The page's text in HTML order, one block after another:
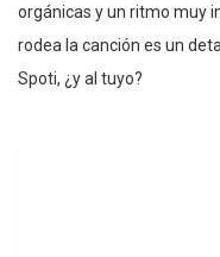
orgánicas y un ritmo muy
rodea la canción es un
Spoti, ¿y al tuyo?